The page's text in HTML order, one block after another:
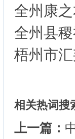
全州康
全州县
梧州市
相关热词搜
上一篇：